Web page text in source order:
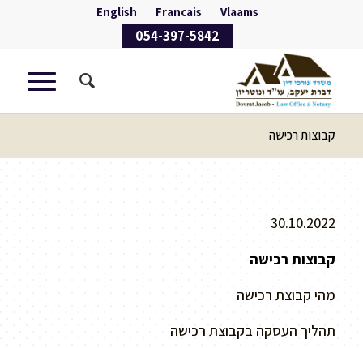
Vlaams
Francais
English
054-397-5842
קבוצות רכישה
30.10.2022
קבוצות רכישה
מהי קבוצת רכישה
תהליך העסקה בקבוצת רכישה